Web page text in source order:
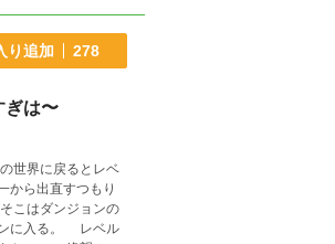
り追加 278
ぎは〜
から出直すつもり
。 レベル